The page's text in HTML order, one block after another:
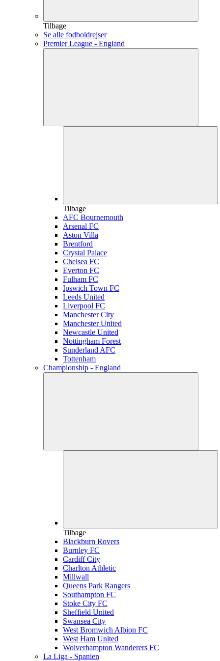
Tilbage
Se alle fodboldrejser
Premier League - England
Tilbage
AFC Bournemouth
Arsenal FC
Aston Villa
Brentford
Crystal Palace
Chelsea FC
Everton FC
Fulham FC
Ipswich Town FC
Leeds United
Liverpool FC
Manchester City
Manchester United
Newcastle United
Nottingham Forest
Sunderland AFC
Tottenham
Championship - England
Tilbage
Blackburn Rovers
Burnley FC
Cardiff City
Charlton Athletic
Millwall
Queens Park Rangers
Southampton FC
Stoke City FC
Sheffield United
Swansea City
West Bromwich Albion FC
West Ham United
Wolverhampton Wanderers FC
La Liga - Spanien